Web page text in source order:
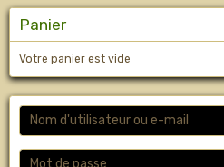
Panier
Votre panier est vide